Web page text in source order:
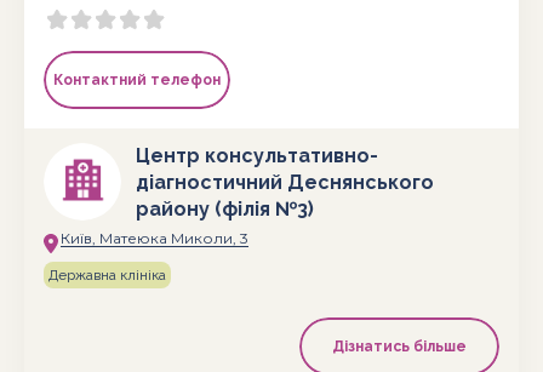
Контактний телефон
Центр консультативно-
діагностичний Деснянського
району (філія №3)
Київ, Матеюка Миколи, 3
Державна клініка
Дізнатись більше